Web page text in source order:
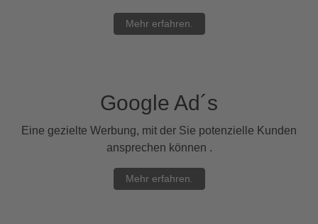
Mehr erfahren.
Google Ad´s
Eine gezielte Werbung, mit der Sie potenzielle Kunden
ansprechen können .
Mehr erfahren.